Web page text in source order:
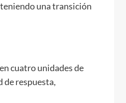
una transición
cuatro unidades de
respuesta,